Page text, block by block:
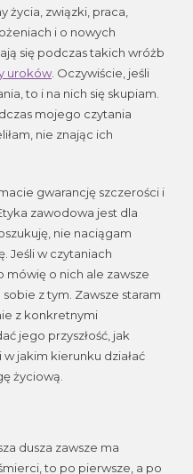
życia, związki, praca,
i o nowych
się podczas takich wróżb
uroków. Oczywiście, jeśli
to i na nich się skupiam.
mojego czytania
nie znając ich
gwarancję szczerości i
zawodowa jest dla
nie naciągam
Jeśli w czytaniach
mówię o nich ale zawsze
z tym. Zawsze staram
z konkretnymi
jego przyszłość, jak
jakim kierunku działać
życiową.
dusza zawsze ma
to po pierwsze, a po